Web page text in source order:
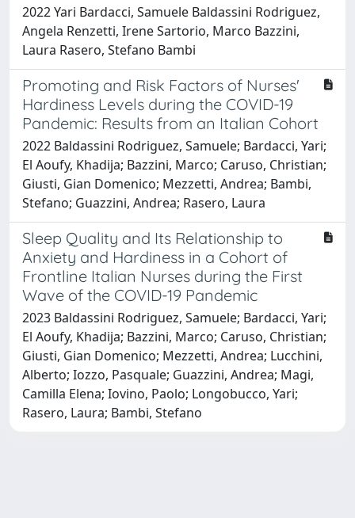
2022 Yari Bardacci, Samuele Baldassini Rodriguez,
Angela Renzetti, Irene Sartorio, Marco Bazzini,
Laura Rasero, Stefano Bambi
Promoting and Risk Factors of Nurses'
Hardiness Levels during the COVID-19
Pandemic: Results from an Italian Cohort
2022 Baldassini Rodriguez, Samuele; Bardacci, Yari;
El Aoufy, Khadija; Bazzini, Marco; Caruso, Christian;
Giusti, Gian Domenico; Mezzetti, Andrea; Bambi,
Stefano; Guazzini, Andrea; Rasero, Laura
Sleep Quality and Its Relationship to
Anxiety and Hardiness in a Cohort of
Frontline Italian Nurses during the First
Wave of the COVID-19 Pandemic
2023 Baldassini Rodriguez, Samuele; Bardacci, Yari;
El Aoufy, Khadija; Bazzini, Marco; Caruso, Christian;
Giusti, Gian Domenico; Mezzetti, Andrea; Lucchini,
Alberto; Iozzo, Pasquale; Guazzini, Andrea; Magi,
Camilla Elena; Iovino, Paolo; Longobucco, Yari;
Rasero, Laura; Bambi, Stefano